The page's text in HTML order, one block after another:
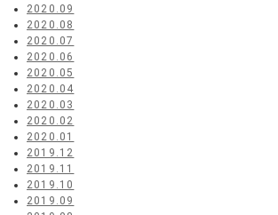
2020.09
2020.08
2020.07
2020.06
2020.05
2020.04
2020.03
2020.02
2020.01
2019.12
2019.11
2019.10
2019.09